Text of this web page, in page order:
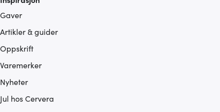
Gaver
Artikler & guider
Oppskrift
Varemerker
Nyheter
Jul hos Cervera